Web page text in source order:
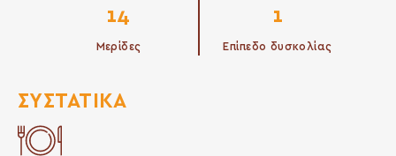
14
Μερίδες
1
Επίπεδο δυσκολίας
ΣΥΣΤΑΤΙΚΆ